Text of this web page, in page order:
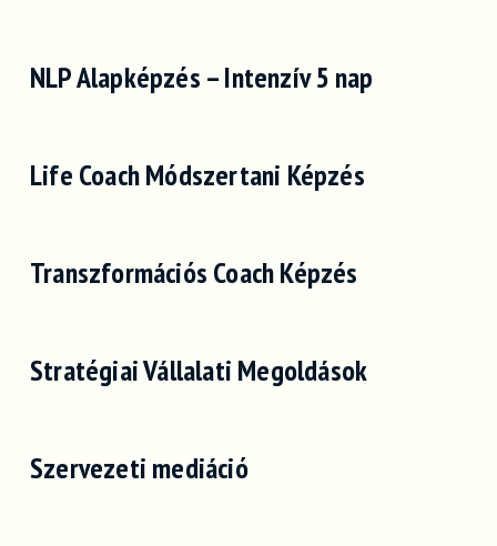
NLP Alapképzés – Intenzív 5 nap
Life Coach Módszertani Képzés
Transzformációs Coach Képzés
Stratégiai Vállalati Megoldások
Szervezeti mediáció